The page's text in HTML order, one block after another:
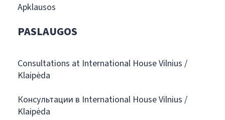
Apklausos
PASLAUGOS
Consultations at International House Vilnius /
Klaipėda
Консультации в International House Vilnius /
Klaipėda